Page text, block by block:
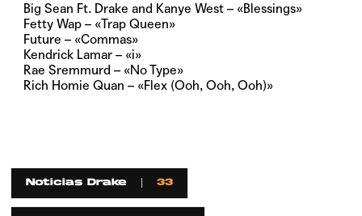
Big Sean Ft. Drake and Kanye West – «Blessings»
Fetty Wap – «Trap Queen»
Future – «Commas»
Kendrick Lamar – «i»
Rae Sremmurd – «No Type»
Rich Homie Quan – «Flex (Ooh, Ooh, Ooh)»
Noticias Drake 33